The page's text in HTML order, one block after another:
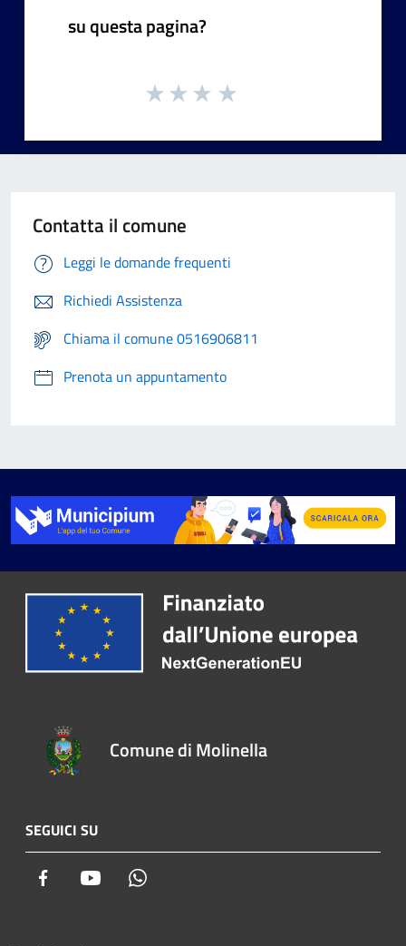
su questa pagina?
Contatta il comune
Leggi le domande frequenti
Richiedi Assistenza
Chiama il comune 0516906811
Prenota un appuntamento
Comune di Molinella
SEGUICI SU
Facebook Youtube